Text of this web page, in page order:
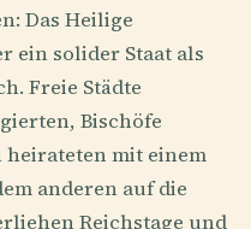
Das Heilige
ein solider Staat als
Freie Städte
Bischöfe
heirateten mit einem
anderen auf die
Reichstage und